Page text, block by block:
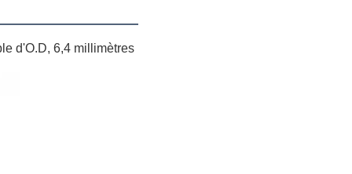
d'O.D, 6,4 millimètres